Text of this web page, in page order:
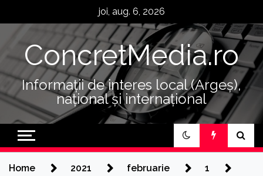
joi, aug. 6, 2026
ConcretMedia.ro
Informații de interes local (Argeș),
național și internațional
Home 2021 februarie
1